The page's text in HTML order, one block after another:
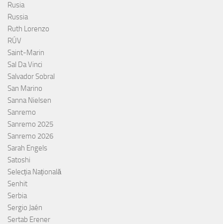
Rusia
Russia
Ruth Lorenzo
RÚV
Saint-Marin
Sal Da Vinci
Salvador Sobral
San Marino
Sanna Nielsen
Sanremo
Sanremo 2025
Sanremo 2026
Sarah Engels
Satoshi
Selecția Națională
Senhit
Serbia
Sergio Jaén
Sertab Erener